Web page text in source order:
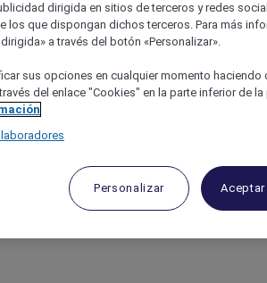
dirigida en sitios de terceros y redes
los que dispongan dichos terceros. Para más
a través del botón «Personalizar».
sus opciones en cualquier momento haciendo
del enlace "Cookies" en la parte inferior de la
Personalizar